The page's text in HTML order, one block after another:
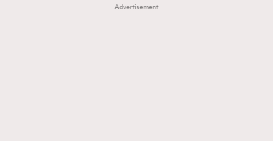
Advertisement